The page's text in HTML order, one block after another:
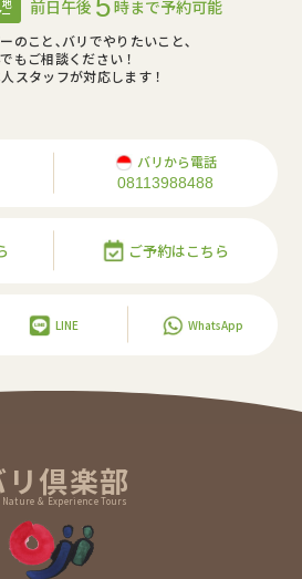
前日午後 時まで予約可能
のこと､バリでやりたいこと､
もご相談ください！
スタッフが対応します！
バリから電話
08113988488
ご予約はこちら
LINE WhatsApp
リ倶楽部
& Experience Tours